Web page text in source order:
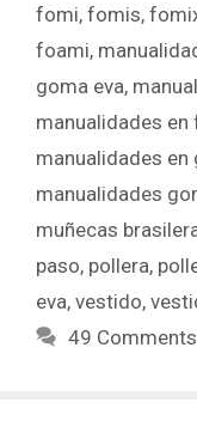
fomi, fomis,
foami,
goma eva,
manualidades en
manualidades en
manualidades
muñecas
paso, pollera,
eva, vestido,
49 Comments